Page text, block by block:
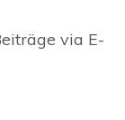
via E-